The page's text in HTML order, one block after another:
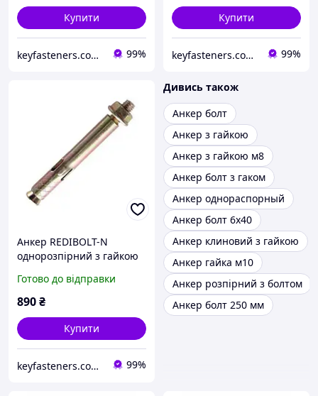
Купити
keyfasteners.com.ua 99%
Купити
keyfasteners.com.ua 99%
Анкер REDIBOLT-N
однорозпірний з гайкою
М6/75 цинк жовтий 100
шт./пачка
Готово до відправки
890₴
Купити
keyfasteners.com.ua 99%
Дивись також
Анкер болт
Анкер з гайкою
Анкер з гайкою м8
Анкер болт з гаком
Анкер однораспорный
Анкер болт 6х40
Анкер клиновий з гайкою
Анкер гайка м10
Анкер розпірний з болтом
Анкер болт 250 мм